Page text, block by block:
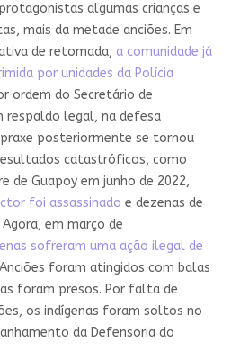
algumas crianças e
mais da metade anciões. Em
de retomada, a comunidade já
por unidades da Polícia
ordem do Secretário de
respaldo legal, na defesa
posteriormente se tornou
catastróficos, como
de Guapoy em junho de 2022,
foi assassinado e dezenas de
em março de
sofreram uma ação ilegal de
foram atingidos com balas
foram presos. Por falta de
os indígenas foram soltos no
da Defensoria do